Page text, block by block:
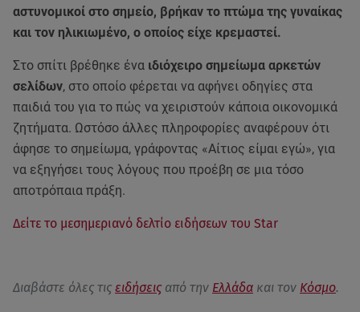
αστυνομικοί στο σημείο, βρήκαν το πτώμα της γυναίκας
και τον ηλικιωμένο, ο οποίος είχε κρεμαστεί.
Στο σπίτι βρέθηκε ένα ιδιόχειρο σημείωμα αρκετών
σελίδων, στο οποίο φέρεται να αφήνει οδηγίες στα
παιδιά του για το πώς να χειριστούν κάποια οικονομικά
ζητήματα. Ωστόσο άλλες πληροφορίες αναφέρουν ότι
άφησε το σημείωμα, γράφοντας «Αίτιος είμαι εγώ», για
να εξηγήσει τους λόγους που προέβη σε μια τόσο
αποτρόπαια πράξη.
Δείτε το μεσημεριανό δελτίο ειδήσεων του Star
Διαβάστε όλες τις ειδήσεις από την Ελλάδα και τον Κόσμο.